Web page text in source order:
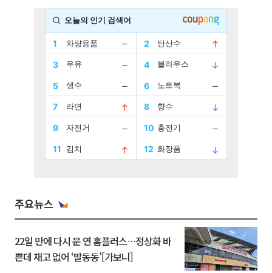
주요뉴스
22일 만에 다시 문 연 홈플러스…정상화 바
쁜데 재고 없어 ‘발동동’[가보니]